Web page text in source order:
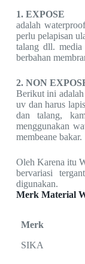
1. EXPOSE
adalah
perlu pelapisan
talang dll.
berbahan
2. NON
Berikut ini
uv dan harus
dan talang,
menggunakan
membeane bakar.
Oleh Karena itu
bervariasi
digunakan.
Merk Material
Merk
SIKA